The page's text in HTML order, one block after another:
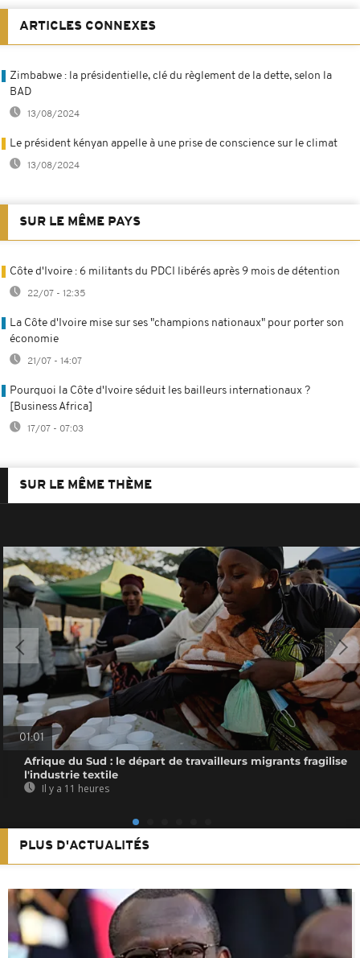
ARTICLES CONNEXES
Zimbabwe : la présidentielle, clé du règlement de la dette, selon la
BAD
13/08/2024
Le président kényan appelle à une prise de conscience sur le climat
13/08/2024
SUR LE MÊME PAYS
Côte d'Ivoire : 6 militants du PDCI libérés après 9 mois de détention
22/07 - 12:35
La Côte d'Ivoire mise sur ses "champions nationaux" pour porter son
économie
21/07 - 14:07
Pourquoi la Côte d'Ivoire séduit les bailleurs internationaux ?
[Business Africa]
17/07 - 07:03
SUR LE MÊME THÈME
01:01
Afrique du Sud : le départ de travailleurs migrants fragilise
l'industrie textile
Il y a 11 heures
PLUS D'ACTUALITÉS